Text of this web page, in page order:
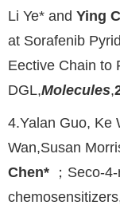
Li Ye* and Ying
at Sorafenib
Eective Chain to
DGL,Molecules,
4.Yalan Guo, Ke
Wan,Susan
Chen* ；Seco-